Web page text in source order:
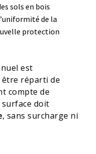
sols en bois
de la
protection
est
réparti de
compte de
surface doit
, sans surcharge ni